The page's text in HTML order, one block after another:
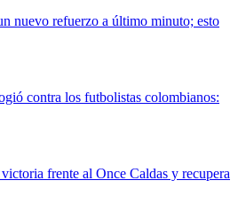
nuevo refuerzo a último minuto; esto
contra los futbolistas colombianos:
frente al Once Caldas y recupera